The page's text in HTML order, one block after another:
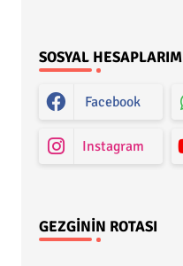
SOSYAL HESAPLARIM
Facebook
Instagram
GEZGININ ROTASI